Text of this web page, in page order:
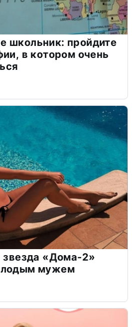
школьник: пройдите
в котором очень
звезда «Дома-2»
мужем